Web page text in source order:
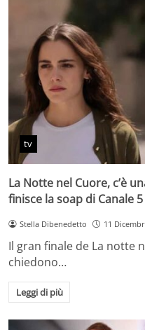
tv
La Notte nel Cuore, c’è
finisce la soap di Canale 5
Stella Dibenedetto 11
Il gran finale de La notte
chiedono…
Leggi di più